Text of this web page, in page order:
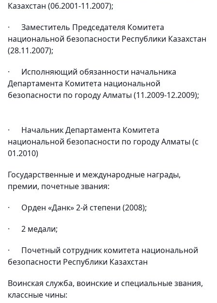
Казахстан (06.2001-11.2007);
· Заместитель Председателя Комитета
национальной безопасности Республики Казахстан
(28.11.2007);
· Исполняющий обязанности начальника
Департамента Комитета национальной
безопасности по городу Алматы (11.2009-12.2009);
· Начальник Департамента Комитета
национальной безопасности по городу Алматы (с
01.2010)
Государственные и международные награды,
премии, почетные звания:
· Орден «Данк» 2-й степени (2008);
· 2 медали;
· Почетный сотрудник комитета национальной
безопасности Республики Казахстан
Воинская служба, воинские и специальные звания,
классные чины: